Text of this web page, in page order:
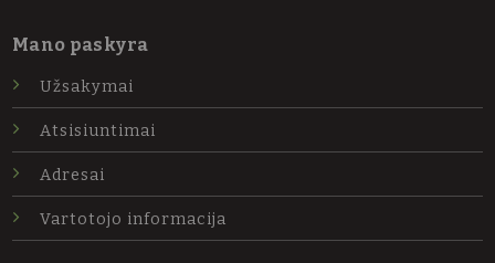
Mano paskyra
Užsakymai
Atsisiuntimai
Adresai
Vartotojo informacija